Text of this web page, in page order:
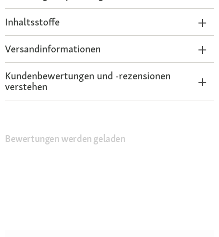
Inhaltsstoffe
Versandinformationen
Kundenbewertungen und -rezensionen
verstehen
Bewertungen werden geladen